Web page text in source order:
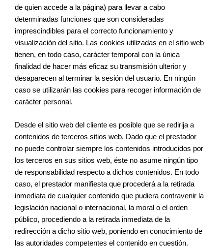
de quien accede a la página) para llevar a cabo
determinadas funciones que son consideradas
imprescindibles para el correcto funcionamiento y
visualización del sitio. Las cookies utilizadas en el sitio web
tienen, en todo caso, carácter temporal con la única
finalidad de hacer más eficaz su transmisión ulterior y
desaparecen al terminar la sesión del usuario. En ningún
caso se utilizarán las cookies para recoger información de
carácter personal.
Desde el sitio web del cliente es posible que se redirija a
contenidos de terceros sitios web. Dado que el prestador
no puede controlar siempre los contenidos introducidos por
los terceros en sus sitios web, éste no asume ningún tipo
de responsabilidad respecto a dichos contenidos. En todo
caso, el prestador manifiesta que procederá a la retirada
inmediata de cualquier contenido que pudiera contravenir la
legislación nacional o internacional, la moral o el orden
público, procediendo a la retirada inmediata de la
redirección a dicho sitio web, poniendo en conocimiento de
las autoridades competentes el contenido en cuestión.